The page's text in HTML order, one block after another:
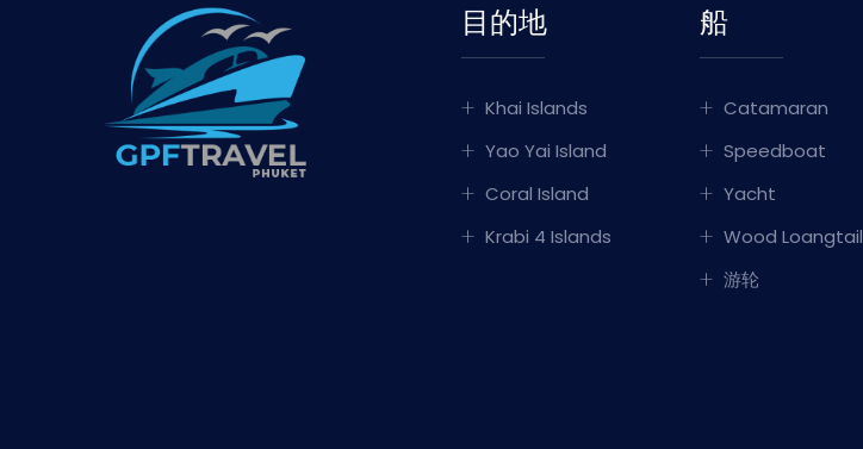
目的地
Khai Islands
Yao Yai Island
Coral Island
Krabi 4 Islands
船
Catamaran
Speedboat
Yacht
Wood Loangtail
游轮